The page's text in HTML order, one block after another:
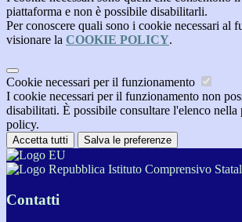
piattaforma e non è possibile disabilitarli.
Per conoscere quali sono i cookie necessari al
visionare la COOKIE POLICY.
Cookie necessari per il funzionamento
I cookie necessari per il funzionamento non
disabilitati. È possibile consultare l'elenco nella
policy.
Accetta tutti Salva le preferenze
Istituto Comprensivo
Contatti